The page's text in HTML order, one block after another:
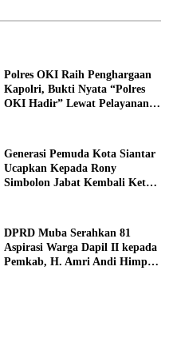
Polres OKI Raih Penghargaan
Kapolri, Bukti Nyata “Polres
OKI Hadir” Lewat Pelayanan
Generasi Pemuda Kota Siantar
Ucapkan Kepada Rony
Simbolon Jabat Kembali Ketua
DPRD Muba Serahkan 81
Aspirasi Warga Dapil II kepada
Pemkab, H. Amri Andi Himpun